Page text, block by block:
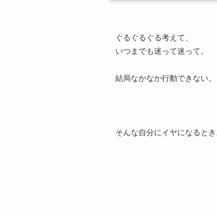
ぐるぐるぐる考えて、
いつまでも迷って迷って。
結局なかなか行動できない。
そんな自分にイヤになると